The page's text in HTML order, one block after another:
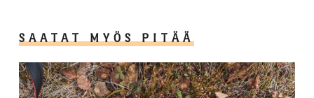
SAATAT MYÖS PITÄÄ